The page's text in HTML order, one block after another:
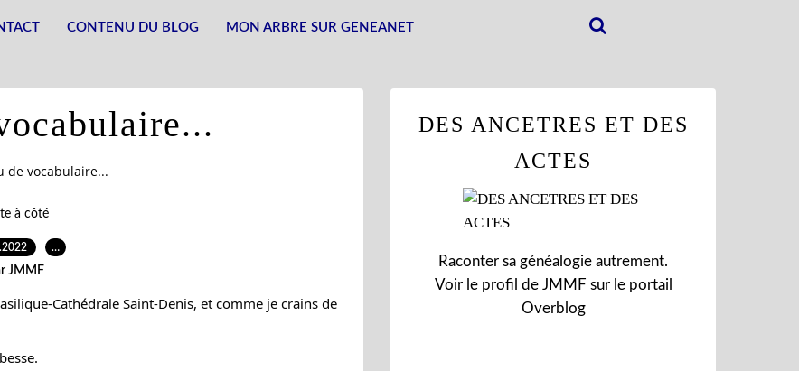
CONTENU DU BLOG MON ARBRE SUR GENEANET
de vocabulaire...
à côté
…
JMMF
Cathédrale Saint-Denis, et comme je crains de
DES ANCETRES ET DES
ACTES
Raconter sa généalogie autrement.
Voir le profil de JMMF sur le portail
Overblog